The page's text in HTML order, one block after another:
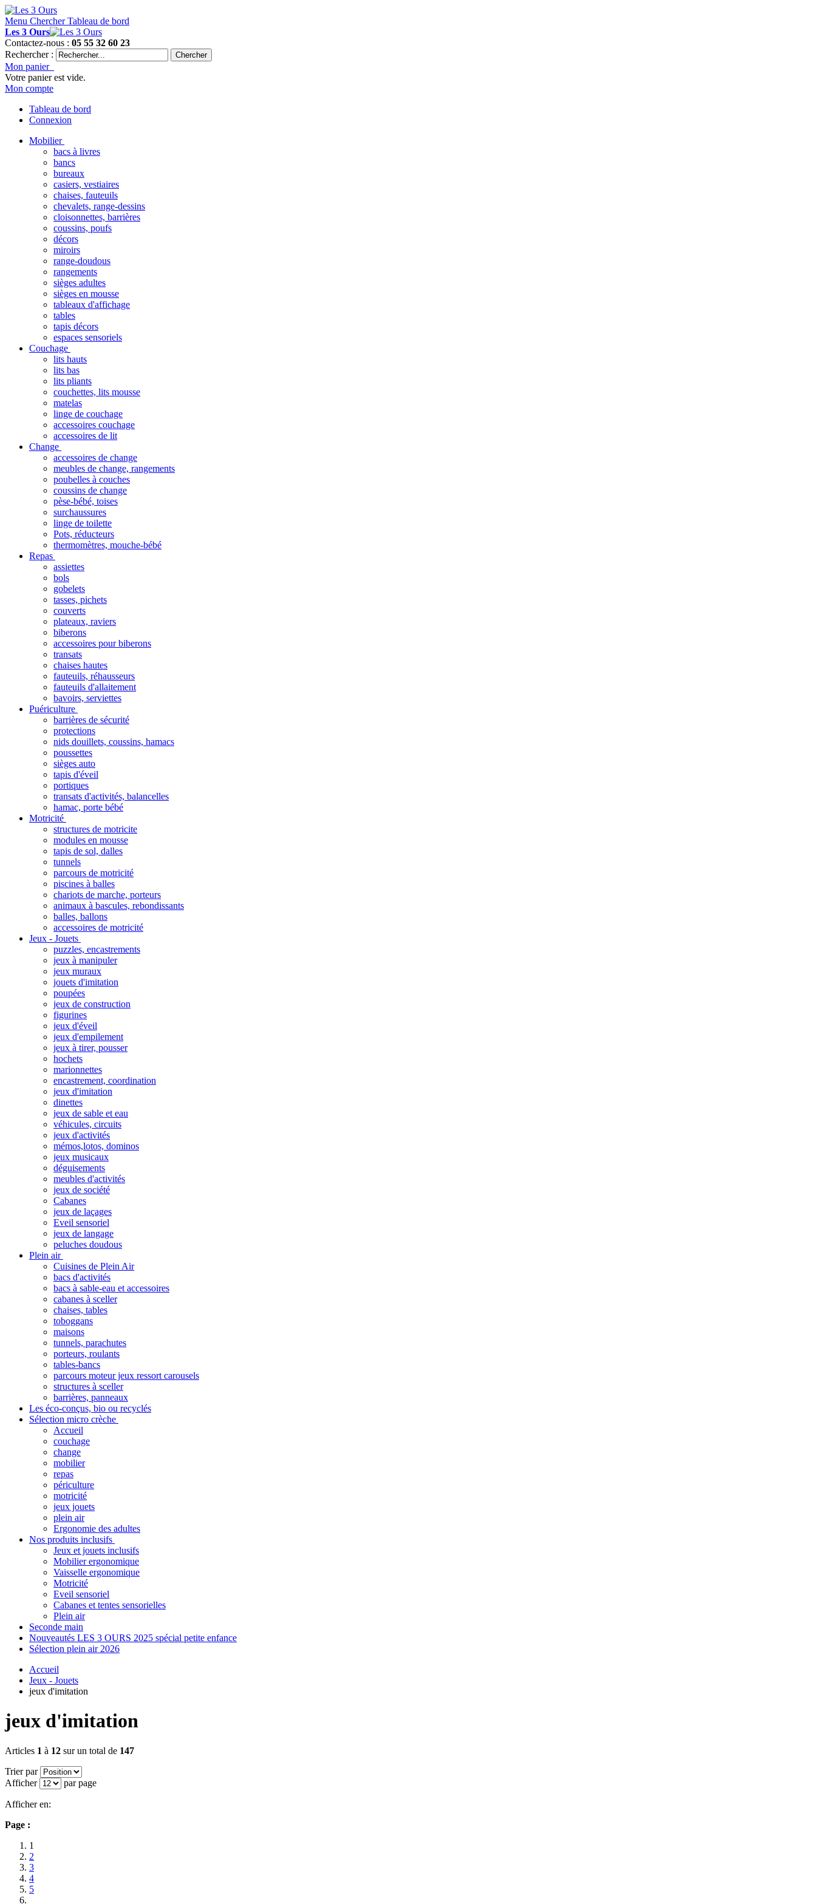
Menu Chercher Tableau de bord
Les 3 Ours
Contactez-nous : 05 55 32 60 23
Rechercher :
Chercher
Mon panier
Votre panier est vide.
Mon compte
Tableau de bord
Connexion
Mobilier
bacs à livres
bancs
bureaux
casiers, vestiaires
chaises, fauteuils
chevalets, range-dessins
cloisonnettes, barrières
coussins, poufs
décors
miroirs
range-doudous
rangements
sièges adultes
sièges en mousse
tableaux d'affichage
tables
tapis décors
espaces sensoriels
Couchage
lits hauts
lits bas
lits pliants
couchettes, lits mousse
matelas
linge de couchage
accessoires couchage
accessoires de lit
Change
accessoires de change
meubles de change, rangements
poubelles à couches
coussins de change
pèse-bébé, toises
surchaussures
linge de toilette
Pots, réducteurs
thermomètres, mouche-bébé
Repas
assiettes
bols
gobelets
tasses, pichets
couverts
plateaux, raviers
biberons
accessoires pour biberons
transats
chaises hautes
fauteuils, réhausseurs
fauteuils d'allaitement
bavoirs, serviettes
Puériculture
barrières de sécurité
protections
nids douillets, coussins, hamacs
poussettes
sièges auto
tapis d'éveil
portiques
transats d'activités, balancelles
hamac, porte bébé
Motricité
structures de motricite
modules en mousse
tapis de sol, dalles
tunnels
parcours de motricité
piscines à balles
chariots de marche, porteurs
animaux à bascules, rebondissants
balles, ballons
accessoires de motricité
Jeux - Jouets
puzzles, encastrements
jeux à manipuler
jeux muraux
jouets d'imitation
poupées
jeux de construction
figurines
jeux d'éveil
jeux d'empilement
jeux à tirer, pousser
hochets
marionnettes
encastrement, coordination
jeux d'imitation
dinettes
jeux de sable et eau
véhicules, circuits
jeux d'activités
mémos,lotos, dominos
jeux musicaux
déguisements
meubles d'activités
jeux de société
Cabanes
jeux de laçages
Eveil sensoriel
jeux de langage
peluches doudous
Plein air
Cuisines de Plein Air
bacs d'activités
bacs à sable-eau et accessoires
cabanes à sceller
chaises, tables
toboggans
maisons
tunnels, parachutes
porteurs, roulants
tables-bancs
parcours moteur jeux ressort carousels
structures à sceller
barrières, panneaux
Les éco-conçus, bio ou recyclés
Sélection micro crèche
Accueil
couchage
change
mobilier
repas
périculture
motricité
jeux jouets
plein air
Ergonomie des adultes
Nos produits inclusifs
Jeux et jouets inclusifs
Mobilier ergonomique
Vaisselle ergonomique
Motricité
Eveil sensoriel
Cabanes et tentes sensorielles
Plein air
Seconde main
Nouveautés LES 3 OURS 2025 spécial petite enfance
Sélection plein air 2026
Accueil
Jeux - Jouets
jeux d'imitation
jeux d'imitation
Articles 1 à 12 sur un total de 147
Trier par
Afficher
par page
Afficher en:
Page :
1
2
3
4
5